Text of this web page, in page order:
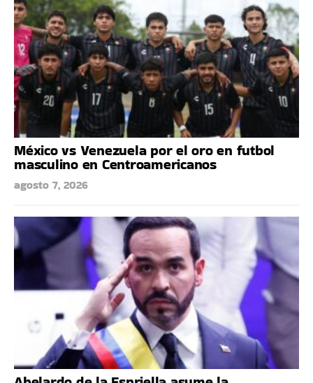
México vs Venezuela por el oro en futbol
masculino en Centroamericanos
agosto 7, 2026